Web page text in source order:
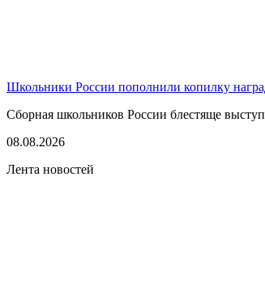
Школьники России пополнили копилку
Сборная школьников России блестяще
08.08.2026
Лента новостей